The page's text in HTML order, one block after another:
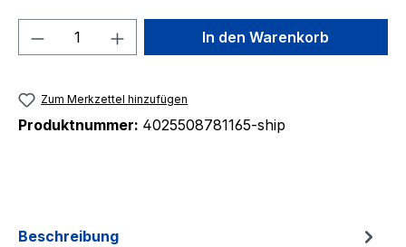
Produkt Anzahl: Gib denIn den Warenkorb
Zum Merkzettel hinzufügen
Produktnummer: 4025508781165-ship
Beschreibung